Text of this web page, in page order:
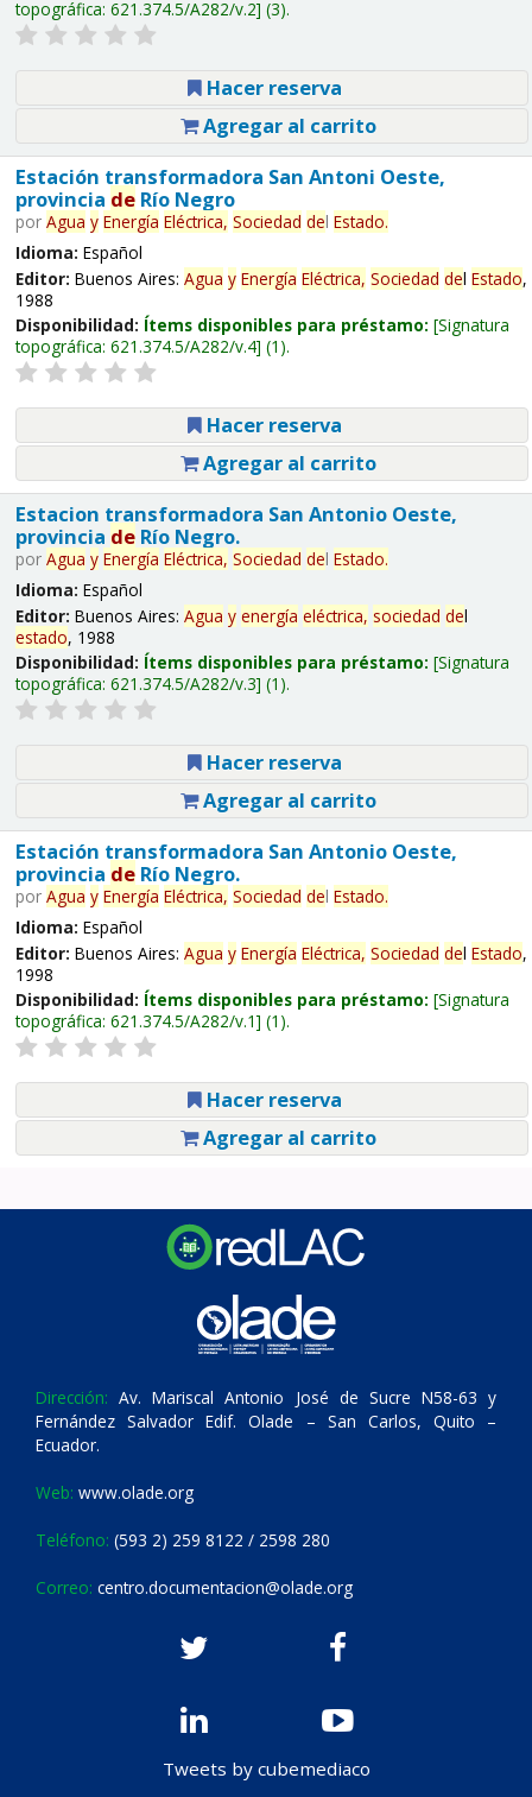
topográfica: 621.374.5/A282/v.2 (3).
Hacer reserva
Agregar al carrito
Estación transformadora San Antoni Oeste,
provincia deRío Negro
por Agua y Energía Eléctrica, Sociedad del Estado.
Idioma: Español
Editor: Buenos Aires: Agua y Energía Eléctrica, Sociedad del Estado,
1988
Disponibilidad: Ítems disponibles para préstamo: Signatura
topográfica: 621.374.5/A282/v.4 (1).
Hacer reserva
Agregar al carrito
Estacion transformadora San Antonio Oeste,
provincia deRío Negro.
por Agua y Energía Eléctrica, Sociedad del Estado.
Idioma: Español
Editor: Buenos Aires: Agua y energía eléctrica, sociedad del
estado, 1988
Disponibilidad: Ítems disponibles para préstamo: Signatura
topográfica: 621.374.5/A282/v.3 (1).
Hacer reserva
Agregar al carrito
Estación transformadora San Antonio Oeste,
provincia deRío Negro.
por Agua y Energía Eléctrica, Sociedad del Estado.
Idioma: Español
Editor: Buenos Aires: Agua y Energía Eléctrica, Sociedad del Estado,
1998
Disponibilidad: Ítems disponibles para préstamo: Signatura
topográfica: 621.374.5/A282/v.1 (1).
Hacer reserva
Agregar al carrito
Dirección: Av. Mariscal Antonio José de Sucre N58-63 y
Fernández Salvador Edif. Olade – San Carlos, Quito –
Ecuador.
Web: www.olade.org
Teléfono: (593 2) 259 8122 / 2598 280
Correo: centro.documentacion@olade.org
Tweets by cubemediaco